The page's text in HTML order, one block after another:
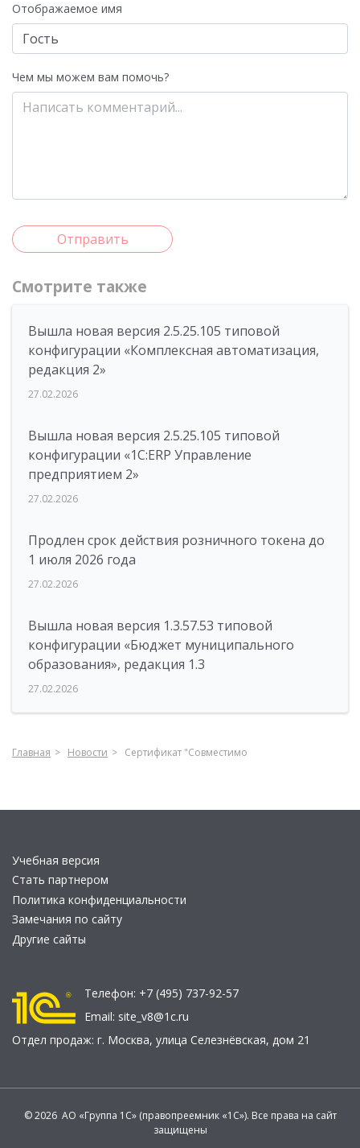
Отображаемое имя
Чем мы можем вам помочь?
Отправить
Смотрите также
Вышла новая версия 2.5.25.105 типовой
конфигурации «Комплексная автоматизация,
редакция 2»
27.02.2026
Вышла новая версия 2.5.25.105 типовой
конфигурации «1С:ERP Управление
предприятием 2»
27.02.2026
Продлен срок действия розничного токена до
1 июля 2026 года
27.02.2026
Вышла новая версия 1.3.57.53 типовой
конфигурации «Бюджет муниципального
образования», редакция 1.3
27.02.2026
Главная Новости Сертификат "Совместимо
Учебная версия
Стать партнером
Политика конфиденциальности
Замечания по сайту
Другие сайты
Телефон: +7 (495) 737-92-57
Email: site_v8@1c.ru
Отдел продаж: г. Москва, улица Селезнёвская, дом 21
© 2026 АО «Группа 1С» (правопреемник «1С»). Все права на сайт
защищены